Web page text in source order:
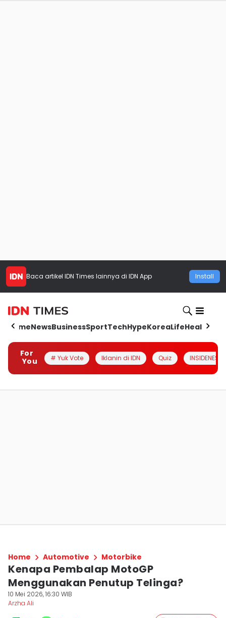
Baca artikel IDN Times lainnya di IDN App Install
HomeNewsBusinessSportTechHypeKoreaLifeHealth
For
You
# Yuk Vote Iklanin di IDN Quiz INSIDENESIA
Home Automotive Motorbike
Kenapa Pembalap MotoGP
Menggunakan Penutup Telinga?
10 Mei 2026, 16:30 WIB
Arzha Ali